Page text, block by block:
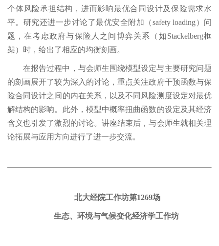
个体风险承担结构，进而影响最优合同设计及保险需求水
平。研究还进一步讨论了最优安全附加（safety loading）问
题，在考虑政府与保险人之间博弈关系（如Stackelberg框
架）时，给出了相应的均衡刻画。
在报告过程中，与会师生围绕模型设定与主要研究问题
的刻画展开了较为深入的讨论，重点关注政府干预函数与保
险合同设计之间的内在关系，以及不同风险测度设定对最优
解结构的影响。此外，模型中概率扭曲函数的设定及其经济
含义也引发了激烈的讨论。讲座结束后，与会师生就相关理
论拓展与应用方向进行了进一步交流。
北大经院工作坊第1269场
生态、环境与气候变化经济学工作坊